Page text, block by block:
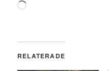
Laddar
RELATERADE